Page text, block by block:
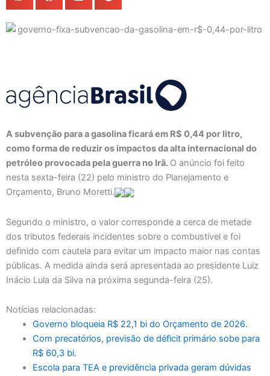
A subvenção para a gasolina ficará em R$ 0,44 por litro,
como forma de reduzir os impactos da alta internacional do
petróleo provocada pela guerra no Irã. O anúncio foi feito
nesta sexta-feira (22) pelo ministro do Planejamento e
Orçamento, Bruno Moretti.
Segundo o ministro, o valor corresponde a cerca de metade
dos tributos federais incidentes sobre o combustível e foi
definido com cautela para evitar um impacto maior nas contas
públicas. A medida ainda será apresentada ao presidente Luiz
Inácio Lula da Silva na próxima segunda-feira (25).
Notícias relacionadas:
Governo bloqueia R$ 22,1 bi do Orçamento de 2026.
Com precatórios, previsão de déficit primário sobe para
R$ 60,3 bi.
Escola para TEA e previdência privada geram dúvidas